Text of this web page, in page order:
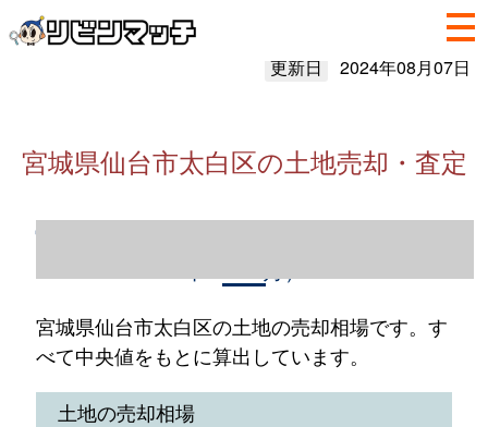
更新日 2024年08月07日
宮城県仙台市太白区の土地売却・査定
宮城県仙台市太白区の土地売却情報（2023
宮城県仙台市太白区の土地の売却相場です。す
べて中央値をもとに算出しています。
土地の売却相場